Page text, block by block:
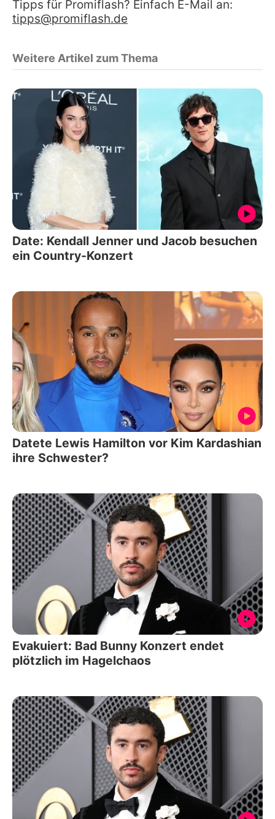
Tipps für Promiflash? Einfach E-Mail an:
tipps@promiflash.de
Weitere Artikel zum Thema
Date: Kendall Jenner und Jacob besuchen
ein Country-Konzert
Datete Lewis Hamilton vor Kim Kardashian
ihre Schwester?
Evakuiert: Bad Bunny Konzert endet
plötzlich im Hagelchaos